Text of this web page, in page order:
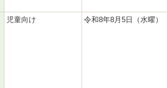
児童向け 令和8年8月5日（水曜）